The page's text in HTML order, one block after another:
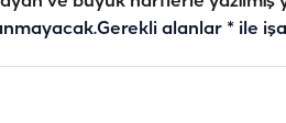
Gerekli alanlar * ile